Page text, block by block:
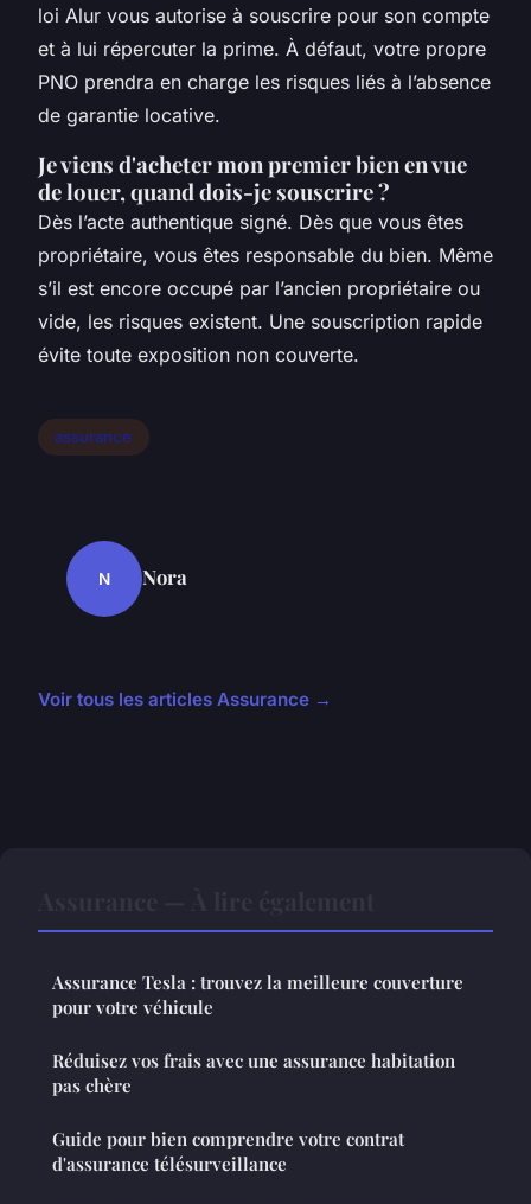
loi Alur vous autorise à souscrire pour son compte
et à lui répercuter la prime. À défaut, votre propre
PNO prendra en charge les risques liés à l’absence
de garantie locative.
Je viens d'acheter mon premier bien en vue
de louer, quand dois-je souscrire ?
Dès l’acte authentique signé. Dès que vous êtes
propriétaire, vous êtes responsable du bien. Même
s’il est encore occupé par l’ancien propriétaire ou
vide, les risques existent. Une souscription rapide
évite toute exposition non couverte.
assurance
N Nora
Voir tous les articles Assurance →
Assurance Tesla : trouvez la meilleure couverture
pour votre véhicule
Réduisez vos frais avec une assurance habitation
pas chère
Guide pour bien comprendre votre contrat
d'assurance télésurveillance